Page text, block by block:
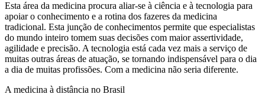
Esta área da medicina procura aliar-se à ciência e à tecnologia para
apoiar o conhecimento e a rotina dos fazeres da medicina
tradicional. Esta junção de conhecimentos permite que especialistas
do mundo inteiro tomem suas decisões com maior assertividade,
agilidade e precisão. A tecnologia está cada vez mais a serviço de
muitas outras áreas de atuação, se tornando indispensável para o dia
a dia de muitas profissões. Com a medicina não seria diferente.
A medicina à distância no Brasil